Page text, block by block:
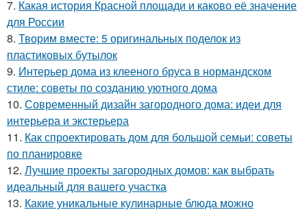
7. Какая история Красной площади и каково её значение
для России
8. Творим вместе: 5 оригинальных поделок из
пластиковых бутылок
9. Интерьер дома из клееного бруса в нормандском
стиле: советы по созданию уютного дома
10. Современный дизайн загородного дома: идеи для
интерьера и экстерьера
11. Как спроектировать дом для большой семьи: советы
по планировке
12. Лучшие проекты загородных домов: как выбрать
идеальный для вашего участка
13. Какие уникальные кулинарные блюда можно